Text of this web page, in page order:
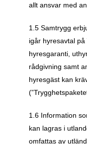
allt ansvar med
1.5 Samtrygg
igår hyresavtal på
hyresgaranti,
rådgivning samt
hyresgäst kan
1.6 Information
kan lagras i
omfattas av